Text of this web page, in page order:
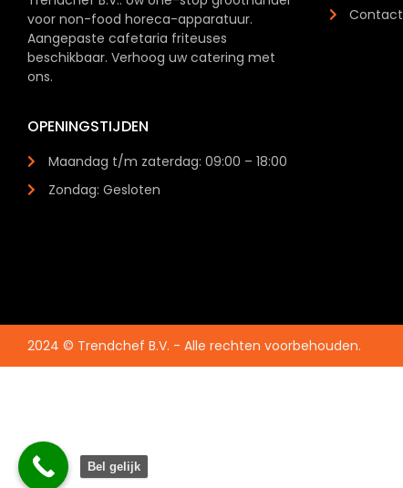
voor non-food horeca-apparatuur.
Aangepaste cafetaria friteuses
beschikbaar. Verhoog uw catering met
ons.
OPENINGSTIJDEN
Maandag t/m zaterdag: 09:00 – 18:00
Zondag: Gesloten
Contact
2024 © Trendchef B.V. - Alle rechten voorbehouden.
Bel gelijk